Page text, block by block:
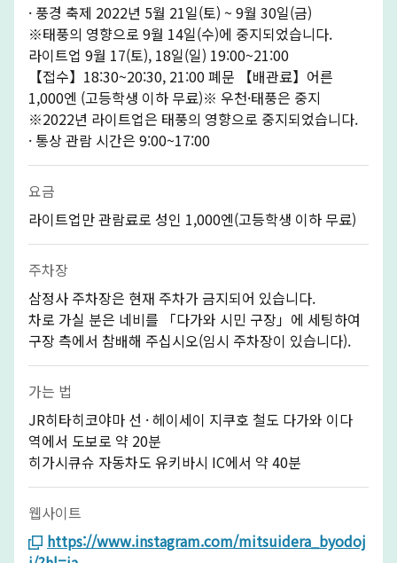
· 풍경 축제 2022년 5월 21일(토) ~ 9월 30일(금)
※태풍의 영향으로 9월 14일(수)에 중지되었습니다.
라이트업 9월 17(토), 18일(일) 19:00~21:00
【접수】18:30~20:30, 21:00 폐문 【배관료】어른
1,000엔 (고등학생 이하 무료)※ 우천·태풍은 중지
※2022년 라이트업은 태풍의 영향으로 중지되었습니다.
· 통상 관람 시간은 9:00~17:00
요금
라이트업만 관람료로 성인 1,000엔(고등학생 이하 무료)
주차장
삼정사 주차장은 현재 주차가 금지되어 있습니다.
차로 가실 분은 네비를 「다가와 시민 구장」에 세팅하여
구장 측에서 참배해 주십시오(임시 주차장이 있습니다).
가는 법
JR히타히코야마 선 · 헤이세이 지쿠호 철도 다가와 이다
역에서 도보로 약 20분
히가시큐슈 자동차도 유키바시 IC에서 약 40분
웹사이트
https://www.instagram.com/mitsuidera_byodoj